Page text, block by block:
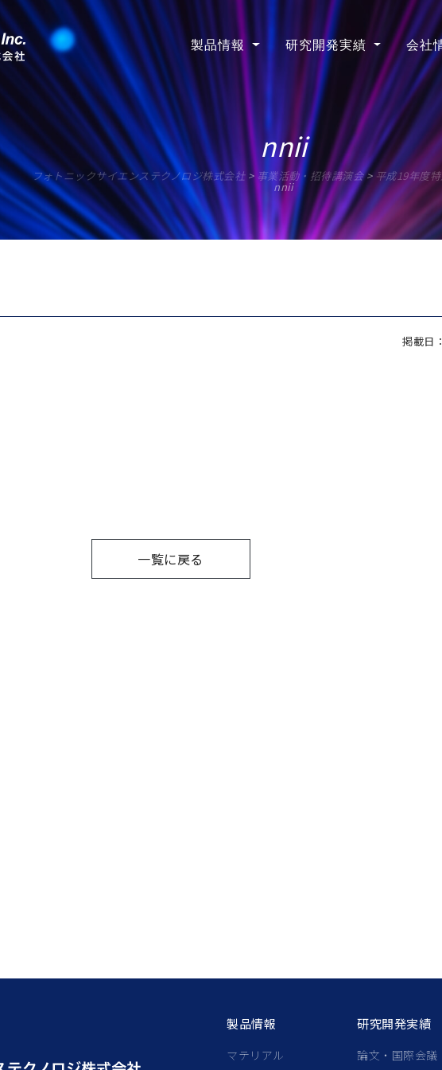
製品情報 研究開発実績 会社
nnii
フォトニックサイエンステクノロジ株式会社> 事業活動・招待講演会>平成19年度
nnii
掲載日
一覧に戻る
製品情報
マテリアル
研究開発実績
論文・国際会議